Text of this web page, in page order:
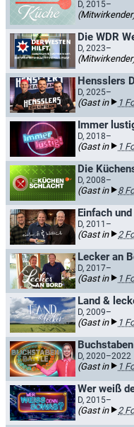
D, 2015–
Die WDR
D, 2023–
Hensslers
D, 2025–
(Gast in 1
Immer
D, 2018–
(Gast in 1
D, 2008–
(Gast in 8
Einfach
D, 2011–
(Gast in 2
D, 2017–
(Gast in 1
Land &
D, 2009–
(Gast in 1
D, 2020–2022
(Gast in 1
Wer weiß
D, 2015–
(Gast in 2